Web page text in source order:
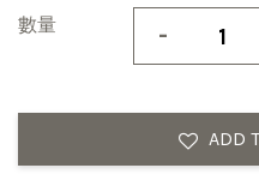
數量 -
ADD